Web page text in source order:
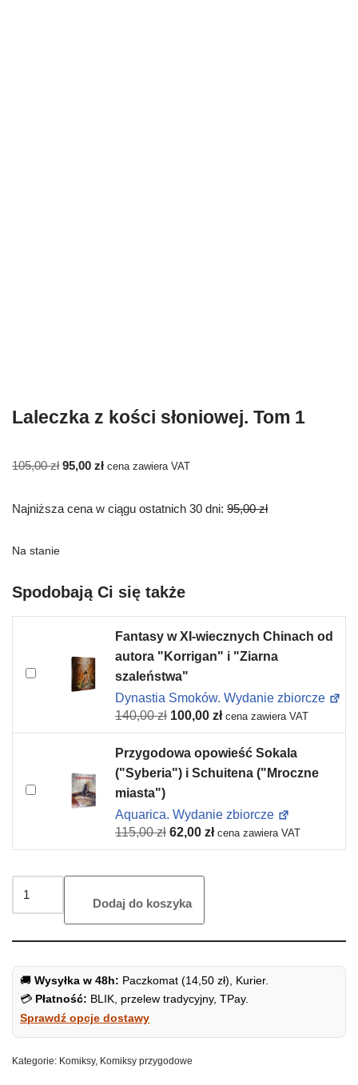
Laleczka z kości słoniowej. Tom 1
105,00zł 95,00 zł cena zawiera VAT
Najniższa cena w ciągu ostatnich 30 dni: 95,00 zł
Na stanie
Spodobają Ci się także
Fantasy w XI-wiecznych Chinach od
autora "Korrigan" i "Ziarna
szaleństwa"
Dynastia Smoków. Wydanie zbiorcze
140,00zł 100,00 zł cena zawiera VAT
Przygodowa opowieść Sokala
("Syberia") i Schuitena ("Mroczne
miasta")
Aquarica. Wydanie zbiorcze
115,00zł 62,00 zł cena zawiera VAT
Dodaj do koszyka
🚚 Wysyłka w 48h: Paczkomat (14,50 zł), Kurier.
💳 Płatność: BLIK, przelew tradycyjny, TPay.
Sprawdź opcje dostawy
Kategorie: Komiksy, Komiksy przygodowe